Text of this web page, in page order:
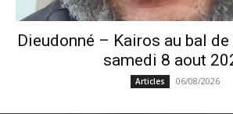
Dieudonné – Kairos au bal
samedi 8 aout
Articles 06/08/2026